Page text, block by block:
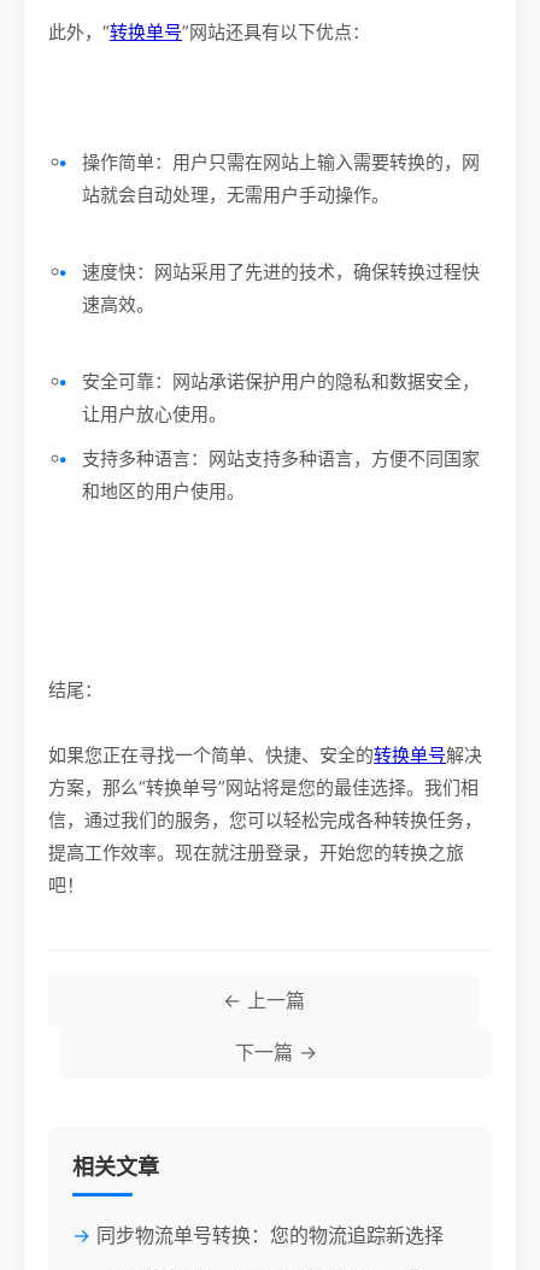
此外，“转换单号”网站还具有以下优点：
操作简单：用户只需在网站上输入需要转换的，网
站就会自动处理，无需用户手动操作。
速度快：网站采用了先进的技术，确保转换过程快
速高效。
安全可靠：网站承诺保护用户的隐私和数据安全，
让用户放心使用。
支持多种语言：网站支持多种语言，方便不同国家
和地区的用户使用。
结尾：
如果您正在寻找一个简单、快捷、安全的转换单号解决
方案，那么“转换单号”网站将是您的最佳选择。我们相
信，通过我们的服务，您可以轻松完成各种转换任务，
提高工作效率。现在就注册登录，开始您的转换之旅
吧！
← 上一篇
下一篇 →
相关文章
同步物流单号转换：您的物流追踪新选择